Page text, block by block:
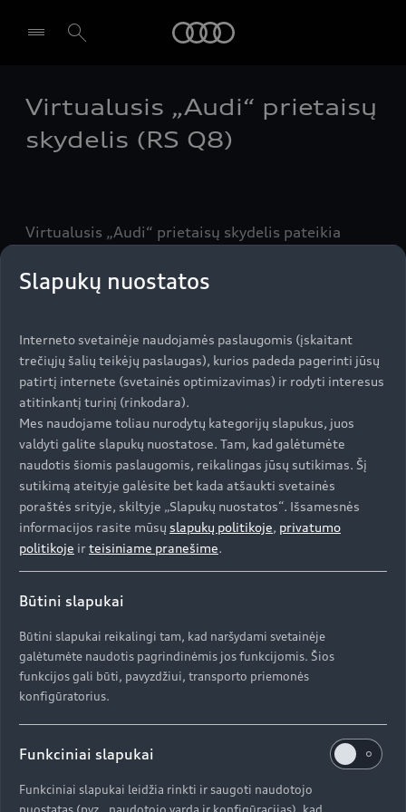
Pasirinkti atstovybę
Virtualusis „Audi“ prietaisų
skydelis (RS Q8)
Virtualusis „Audi“ prietaisų skydelis pateikia
tiesioginiame regos lauke. Atlikus reikiamus
nustatymus, jį galima individualizuoti pagal savo
ant vairo, tad nebereikia dairytis aplinkui ir
paleisti iš rankų vairo.
Aukštyn
Modeliai
e-tron GT
Įsigyti Audi
Specialūs pasiūlymai
Automobiliai sandėlyje
Naudoti Audi
Audi servisas
Servisas ir aptarnavimas
Originalias atsargines dalis
Originalūs aksesuarai
Aktualumas
Atšaukimas dėl oro pagalvių saugumo
AUDI AG
Apie kompaniją (ENG)
Kontaktai
Slapukų nuostatos
Interneto svetainėje naudojamės paslaugomis (įskaitant
trečiųjų šalių teikėjų paslaugas), kurios padeda pagerinti jūsų
patirtį internete (svetainės optimizavimas) ir rodyti interesus
atitinkantį turinį (rinkodara).
Mes naudojame toliau nurodytų kategorijų slapukus, juos
valdyti galite slapukų nuostatose. Tam, kad galėtumėte
naudotis šiomis paslaugomis, reikalingas jūsų sutikimas. Šį
sutikimą ateityje galėsite bet kada atšaukti svetainės
poraštės srityje, skiltyje „Slapukų nuostatos“. Išsamesnės
informacijos rasite mūsų slapukų politikoje, privatumo
politikoje irteisiniame pranešime.
Būtini slapukai
Būtini slapukai reikalingi tam, kad naršydami svetainėje
galėtumėte naudotis pagrindinėmis jos funkcijomis. Šios
funkcijos gali būti, pavyzdžiui, transporto priemonės
konfigūratorius.
Funkciniai slapukai
Funkciniai slapukai leidžia rinkti ir saugoti naudotojo
nuostatas (pvz., naudotojo vardą ir konfigūracijas), kad